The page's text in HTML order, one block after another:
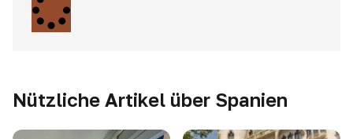
Nützliche Artikel über Spanien